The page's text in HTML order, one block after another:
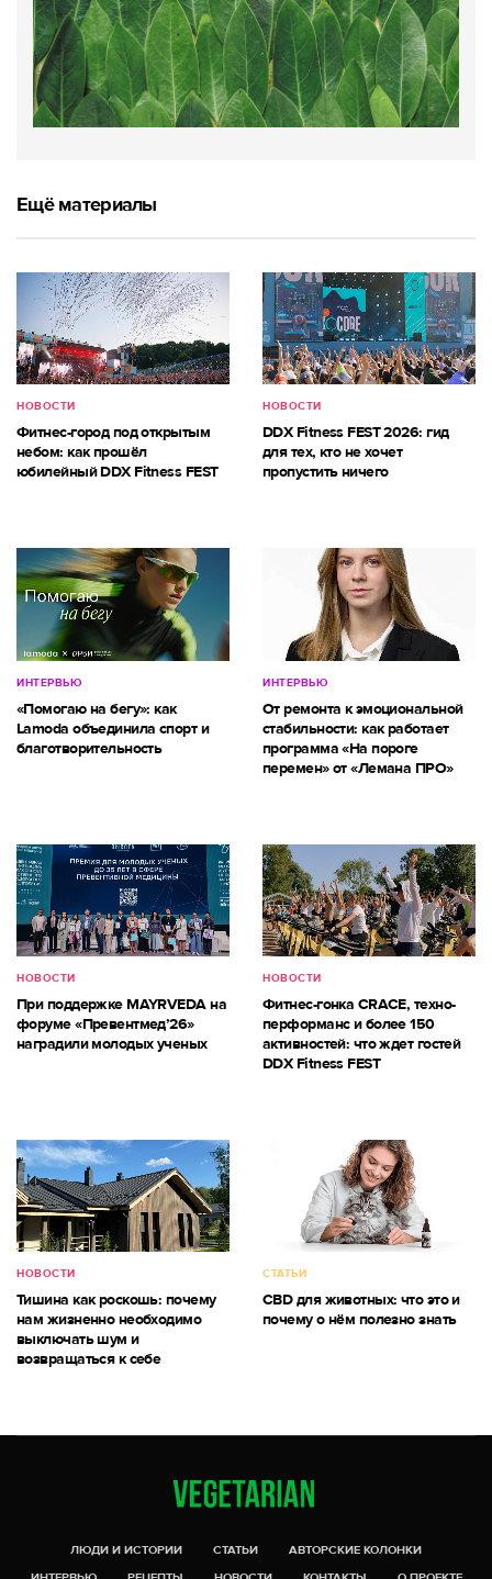
Ещё материалы
НОВОСТИ
Фитнес-город под открытым
небом: как прошёл
юбилейный DDX Fitness FEST
НОВОСТИ
DDX Fitness FEST 2026: гид
для тех, кто не хочет
пропустить ничего
ИНТЕРВЬЮ
«Помогаю на бегу»: как
Lamoda объединила спорт и
благотворительность
ИНТЕРВЬЮ
От ремонта к эмоциональной
стабильности: как работает
программа «На пороге
перемен» от «Лемана ПРО»
НОВОСТИ
При поддержке MAYRVEDA на
форуме «Превентмед’26»
наградили молодых ученых
НОВОСТИ
Фитнес-гонка CRACE, техно-
перформанс и более 150
активностей: что ждет гостей
DDX Fitness FEST
НОВОСТИ
Тишина как роскошь: почему
нам жизненно необходимо
выключать шум и
возвращаться к себе
СТАТЬИ
CBD для животных: что это и
почему о нём полезно знать
ЛЮДИ И ИСТОРИИ СТАТЬИ
АВТОРСКИЕ КОЛОНКИ